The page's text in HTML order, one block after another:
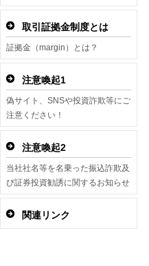
取引証拠金制度とは
証拠金（margin）とは？
注意喚起1
偽サイト、SNSや投資詐欺等にご
注意ください！
注意喚起2
当社社名等を名乗った振込詐欺及
び証券投資勧誘に関するお知らせ
関連リンク